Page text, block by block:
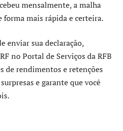
mensalmente, a malha
forma mais rápida e certeira.
enviar sua declaração,
no Portal de Serviços da RFB
de rendimentos e retenções
e garante que você